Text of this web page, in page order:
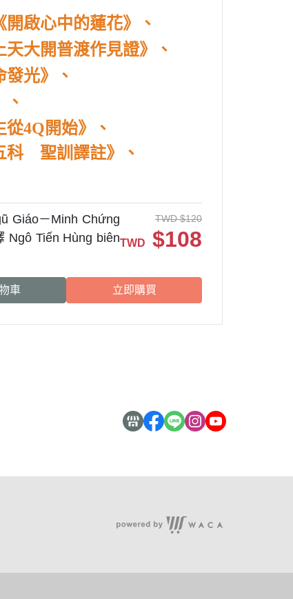
開啟心中的蓮花》、
大開普渡作見證》、
光》、
從4Q開始》
、
科 聖訓譯註》、
Giáo－Minh Chứng
Tiến Hùng biên
TWD $120
TWD $108
車 立即購買